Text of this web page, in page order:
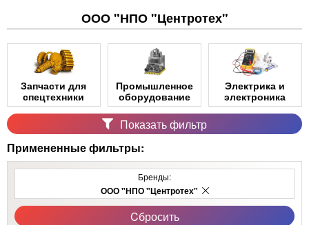
ООО "НПО "Центротех"
Запчасти для
спецтехники
Промышленное
оборудование
Электрика и
электроника
Показать фильтр
Примененные фильтры:
Бренды:
ООО "НПО "Центротех"
Cбросить